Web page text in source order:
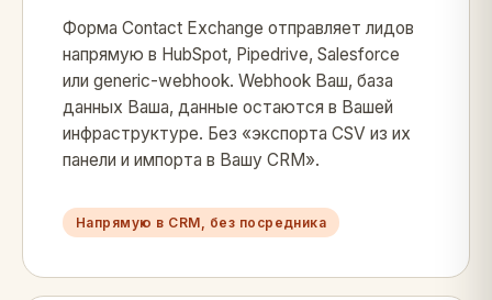
Форма Contact Exchange отправляет лидов
напрямую в HubSpot, Pipedrive, Salesforce
или generic-webhook. Webhook Ваш, база
данных Ваша, данные остаются в Вашей
инфраструктуре. Без «экспорта CSV из их
панели и импорта в Вашу CRM».
Напрямую в CRM, без посредника